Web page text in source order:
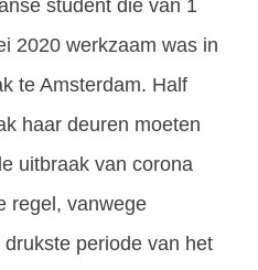
student die van 1
2020 werkzaam was in
te Amsterdam. Half
haar deuren moeten
uitbraak van corona
regel, vanwege
periode van het